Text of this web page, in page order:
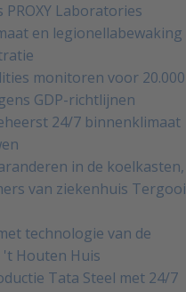
Laboratories
en legionellabewaking
monitoren voor 20.000
GDP-richtlijnen
24/7 binnenklimaat
in de koelkasten,
van ziekenhuis Tergooi
technologie van de
Houten Huis
Tata Steel met 24/7